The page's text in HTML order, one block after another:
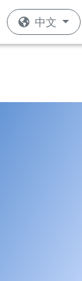
中文